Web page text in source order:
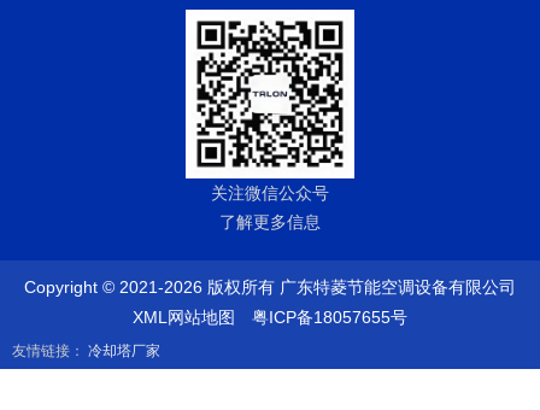
关注微信公众号
了解更多信息
Copyright © 2021-2026 版权所有 广东特菱节能空调设备有限公司
XML网站地图
粤ICP备18057655号
友情链接： 冷却塔厂家